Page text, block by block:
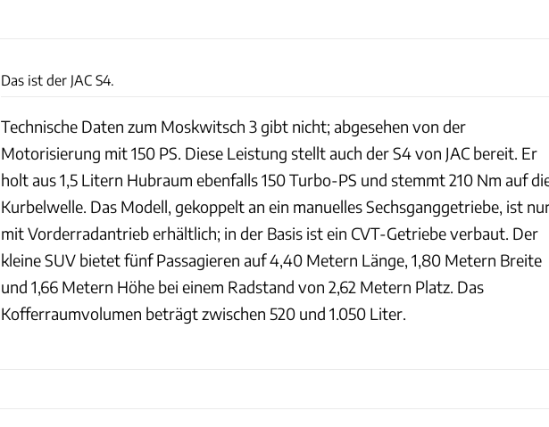
Das ist der JAC S4.
Technische Daten zum Moskwitsch 3 gibt nicht; abgesehen von der
Motorisierung mit 150 PS. Diese Leistung stellt auch der S4 von JAC bereit. Er
holt aus 1,5 Litern Hubraum ebenfalls 150 Turbo-PS und stemmt 210 Nm auf
Kurbelwelle. Das Modell, gekoppelt an ein manuelles Sechsganggetriebe, ist
mit Vorderradantrieb erhältlich; in der Basis ist ein CVT-Getriebe verbaut. Der
kleine SUV bietet fünf Passagieren auf 4,40 Metern Länge, 1,80 Metern Breite
und 1,66 Metern Höhe bei einem Radstand von 2,62 Metern Platz. Das
Kofferraumvolumen beträgt zwischen 520 und 1.050 Liter.